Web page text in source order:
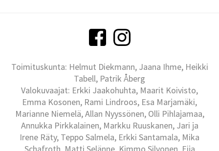
Toimituskunta: Helmut Diekmann, Jaana Ihme, Heikki
Tabell, Patrik Åberg
Valokuvaajat: Erkki Jaakohuhta, Maarit Koivisto,
Emma Kosonen, Rami Lindroos, Esa Marjamäki,
Marianne Niemelä, Allan Nyyssönen, Olli Pihlajamaa,
Annukka Pirkkalainen, Markku Ruuskanen, Jari ja
Irene Räty, Teppo Salmela, Erkki Santamala, Mika